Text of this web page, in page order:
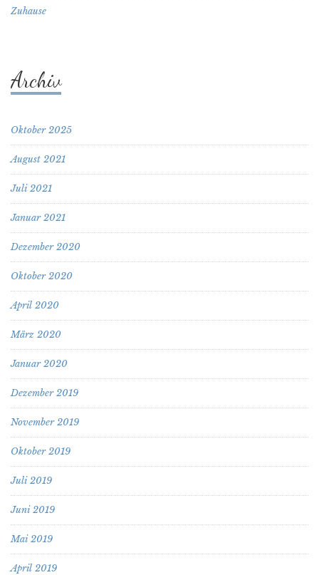
Zuhause
Archiv
Oktober 2025
August 2021
Juli 2021
Januar 2021
Dezember 2020
Oktober 2020
April 2020
März 2020
Januar 2020
Dezember 2019
November 2019
Oktober 2019
Juli 2019
Juni 2019
Mai 2019
April 2019